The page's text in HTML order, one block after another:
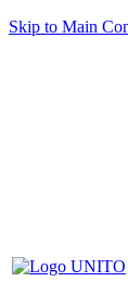
Skip to Main